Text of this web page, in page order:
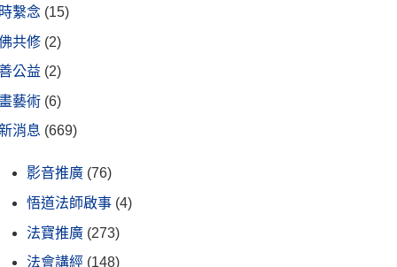
繫念 (15)
共修 (2)
公益 (2)
藝術 (6)
消息 (669)
影音推廣 (76)
悟道法師啟事 (4)
法寶推廣 (273)
法會講經 (148)